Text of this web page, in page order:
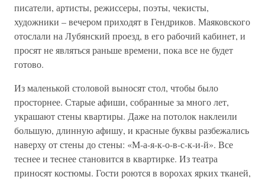
писатели, артисты, режиссеры, поэты, чекисты,
художники – вечером приходят в Гендриков. Маяковского
отослали на Лубянский проезд, в его рабочий кабинет, и
просят не являться раньше времени, пока все не будет
готово.
Из маленькой столовой выносят стол, чтобы было
просторнее. Старые афиши, собранные за много лет,
украшают стены квартиры. Даже на потолок наклеили
большую, длинную афишу, и красные буквы разбежались
наверху от стены до стены: «М-а-я-к-о-в-с-к-и-й». Все
теснее и теснее становится в квартирке. Из театра
приносят костюмы. Гости роются в ворохах ярких тканей,